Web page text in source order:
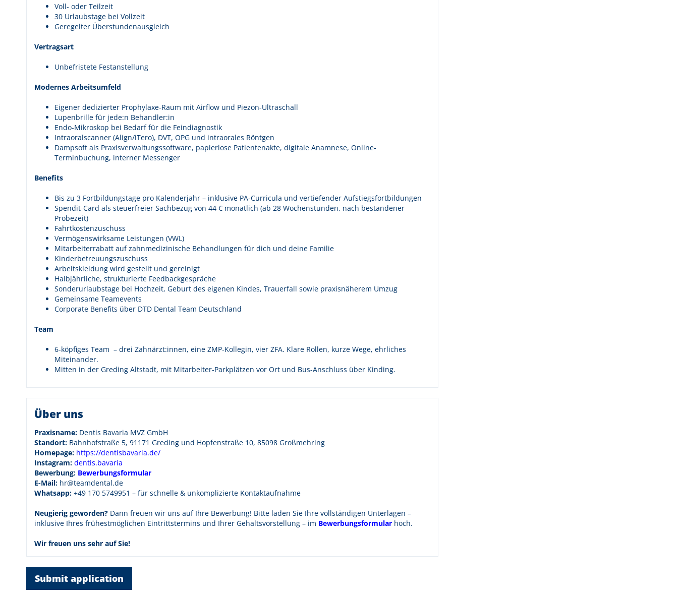
Voll- oder Teilzeit
30 Urlaubstage bei Vollzeit
Geregelter Überstundenausgleich
Vertragsart
Unbefristete Festanstellung
Modernes Arbeitsumfeld
Eigener dedizierter Prophylaxe-Raum mit Airflow und Piezon-Ultraschall
Lupenbrille für jede:n Behandler:in
Endo-Mikroskop bei Bedarf für die Feindiagnostik
Intraoralscanner (Align/iTero), DVT, OPG und intraorales Röntgen
Dampsoft als Praxisverwaltungssoftware, papierlose Patientenakte, digitale Anamnese, Online-
Terminbuchung, interner Messenger
Benefits
Bis zu 3 Fortbildungstage pro Kalenderjahr – inklusive PA-Curricula und vertiefender Aufstiegsfortbildungen
Spendit-Card als steuerfreier Sachbezug von 44 € monatlich (ab 28 Wochenstunden, nach bestandener
Probezeit)
Fahrtkostenzuschuss
Vermögenswirksame Leistungen (VWL)
Mitarbeiterrabatt auf zahnmedizinische Behandlungen für dich und deine Familie
Kinderbetreuungszuschuss
Arbeitskleidung wird gestellt und gereinigt
Halbjährliche, strukturierte Feedbackgespräche
Sonderurlaubstage bei Hochzeit, Geburt des eigenen Kindes, Trauerfall sowie praxisnäherem Umzug
Gemeinsame Teamevents
Corporate Benefits über DTD Dental Team Deutschland
Team
6-köpfiges Team – drei Zahnärzt:innen, eine ZMP-Kollegin, vier ZFA. Klare Rollen, kurze Wege, ehrliches
Miteinander.
Mitten in der Greding Altstadt, mit Mitarbeiter-Parkplätzen vor Ort und Bus-Anschluss über Kinding.
Über uns
Praxisname: Dentis Bavaria MVZ GmbH
Standort: Bahnhofstraße 5, 91171 Greding und Hopfenstraße 10, 85098 Großmehring
Homepage: https://dentisbavaria.de/
Instagram: dentis.bavaria
Bewerbung: Bewerbungsformular
E-Mail: hr@teamdental.de
Whatsapp: +49 170 5749951 – für schnelle & unkomplizierte Kontaktaufnahme
Neugierig geworden? Dann freuen wir uns auf Ihre Bewerbung! Bitte laden Sie Ihre vollständigen Unterlagen –
inklusive Ihres frühestmöglichen Eintrittstermins und Ihrer Gehaltsvorstellung – im Bewerbungsformular hoch.
Wir freuen uns sehr auf Sie!
Submit application